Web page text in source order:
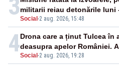
3Social -2 aug. 2026, 15:48
militarii reiau detonările luni
4Social -2 aug. 2026, 19:28
Drona care a ținut Tulcea în
deasupra apelor României.